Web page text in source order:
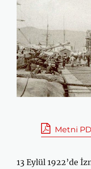
Metni
13 Eylül 1922’de